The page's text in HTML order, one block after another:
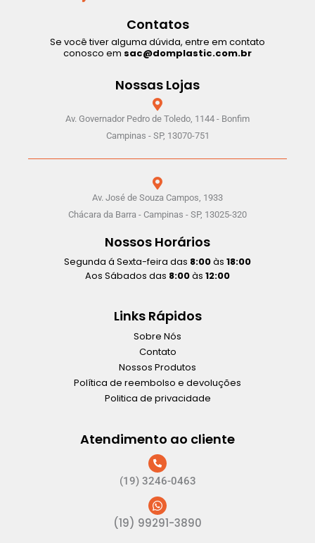
Contatos
Se você tiver alguma dúvida, entre em contato
conosco em sac@domplastic.com.br
Nossas Lojas
Av. Governador Pedro de Toledo, 1144 - Bonfim
Campinas - SP, 13070-751
Av. José de Souza Campos, 1933
Chácara da Barra - Campinas - SP, 13025-320
Nossos Horários
Segunda á Sexta-feira das 8:00às 18:00
Aos Sábados das 8:00às 12:00
Links Rápidos
Sobre Nós
Contato
Nossos Produtos
Política de reembolso e devoluções
Politica de privacidade
Atendimento ao cliente
(19) 3246-0463
(19) 99291-3890